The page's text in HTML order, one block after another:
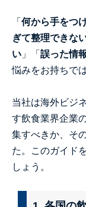
「 何から手をつ
ぎて整理できな
い 」「 誤った情
悩みをお持ちで
当社は海外ビジ
す飲食業界企業
集すべきか、そ
た。このガイド
しょう。